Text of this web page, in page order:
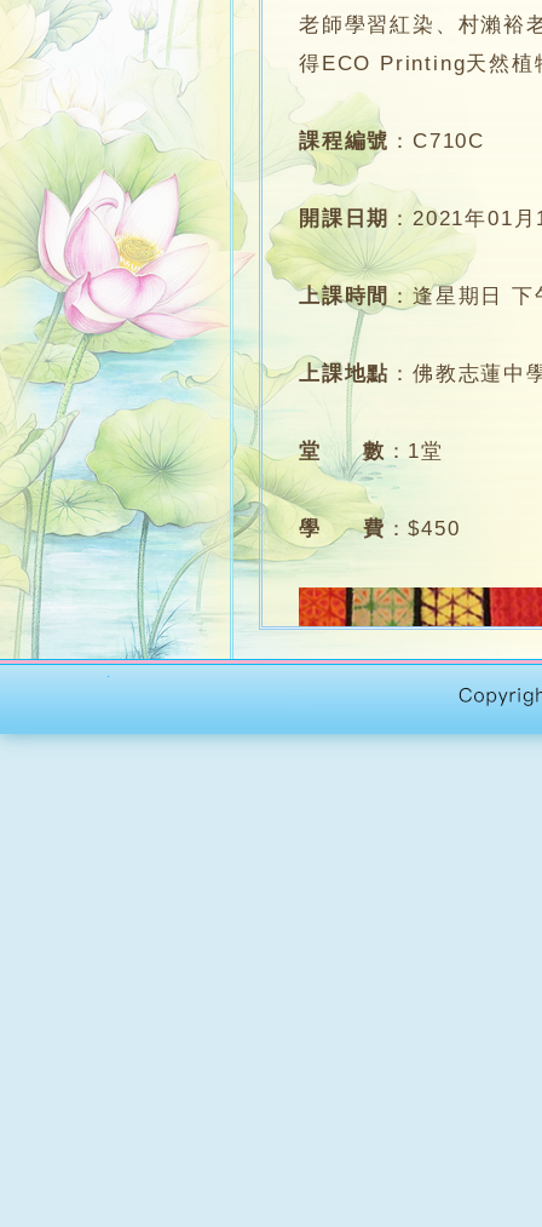
老師學習紅染、村瀨裕
得ECO Printing天然植
課程編號 ： C710C
開課日期 ：2021年01月
上課時間 ：逢星期日
上課地點 ：佛教志蓮中
堂 數 ： 1堂
學 費 ：$450